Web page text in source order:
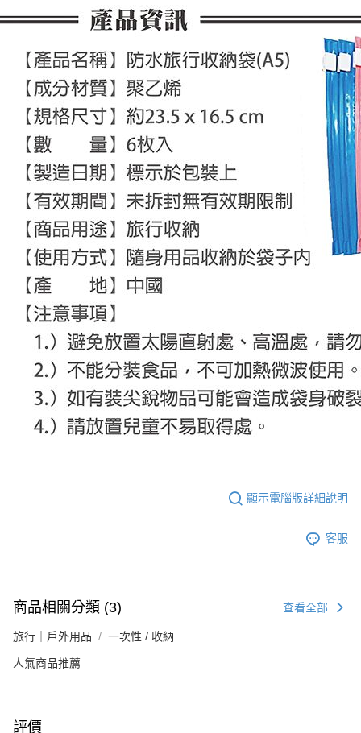
顯示電腦版詳細說明
客服
商品相關分類 (3) 查看全部
旅行｜戶外用品 一次性 / 收納
人氣商品推薦
評價